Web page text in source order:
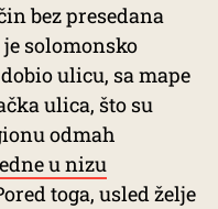
bez presedana
je solomonsko
ulicu, sa mape
ulica, što su
odmah
u nizu
toga, usled želje